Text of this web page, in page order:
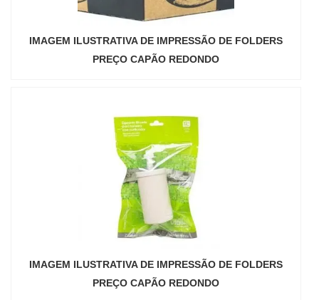
IMAGEM ILUSTRATIVA DE IMPRESSÃO DE FOLDERS
PREÇO CAPÃO REDONDO
IMAGEM ILUSTRATIVA DE IMPRESSÃO DE FOLDERS
PREÇO CAPÃO REDONDO